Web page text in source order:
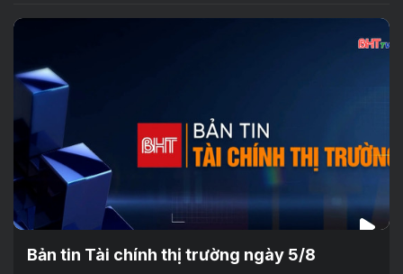
Bản tin Tài chính thị trường ngày 5/8